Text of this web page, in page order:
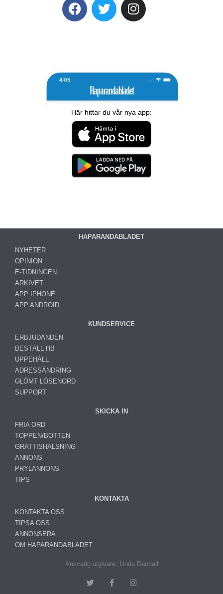
Här hittar du vår nya app:
HAPARANDABLADET
NYHETER
OPINION
E-TIDNINGEN
ARKIVET
APP IPHONE
APP ANDROID
KUNDSERVICE
ERBJUDANDEN
BESTÄLL HB
UPPEHÅLL
ADRESSÄNDRING
GLÖMT LÖSENORD
SUPPORT
SKICKA IN
FRIA ORD
TOPPEN/BOTTEN
GRATTISHÄLSNING
ANNONS
PRYLANNONS
TIPS
KONTAKTA
KONTAKTA OSS
TIPSA OSS
ANNONSERA
OM HAPARANDABLADET
Ansvarig utgivare: Linda Danhall